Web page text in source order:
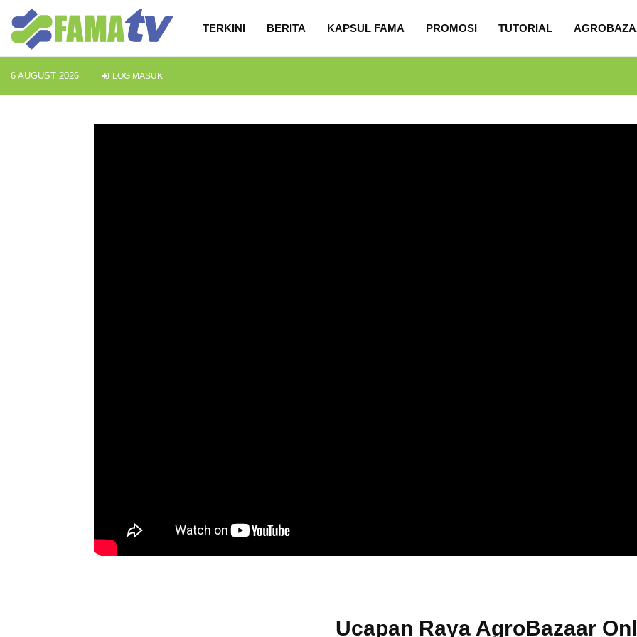
TERKINI BERITA KAPSUL FAMA PROMOSI TUTORIAL
6 AUGUST 2026 LOG MASUK
Ucapan Raya AgroBazaar